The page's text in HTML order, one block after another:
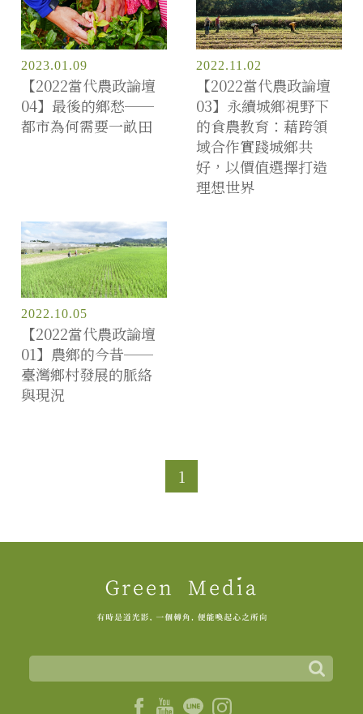
2023.01.09
【2022當代農政論壇
04】最後的鄉愁──
都市為何需要一畝田
2022.11.02
【2022當代農政論壇
03】永續城鄉視野下
的食農教育：藉跨領
域合作實踐城鄉共
好，以價值選擇打造
理想世界
2022.10.05
【2022當代農政論壇
01】農鄉的今昔──
臺灣鄉村發展的脈絡
與現況
1